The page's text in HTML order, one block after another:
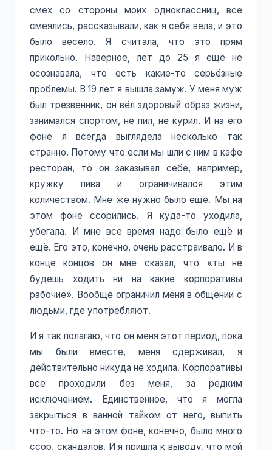
смех со стороны моих одноклассниц, все
смеялись, рассказывали, как я себя вела, и это
было весело. Я считала, что это прям
прикольно. Наверное, лет до 25 я ещё не
осознавала, что есть какие-то серьёзные
проблемы. В 19 лет я вышла замуж. У меня муж
был трезвенник, он вёл здоровый образ жизни,
занимался спортом, не пил, не курил. И на его
фоне я всегда выглядела несколько так
странно. Потому что если мы шли с ним в кафе
ресторан, то он заказывал себе, например,
кружку пива и ограничивался этим
количеством. Мне же нужно было ещё. Мы на
этом фоне ссорились. Я куда-то уходила,
убегала. И мне все время надо было ещё и
ещё. Его это, конечно, очень расстраивало. И в
конце концов он мне сказал, что «ты не
будешь ходить ни на какие корпоративы
рабочие». Вообще ограничил меня в общении с
людьми, где употребляют.
И я так полагаю, что он меня этот период, пока
мы были вместе, меня сдерживал, я
действительно никуда не ходила. Корпоративы
все проходили без меня, за редким
исключением. Единственное, что я могла
закрыться в ванной тайком от него, выпить
что-то. Но на этом фоне, конечно, было много
ссор, скандалов. И я пришла к выводу, что мой